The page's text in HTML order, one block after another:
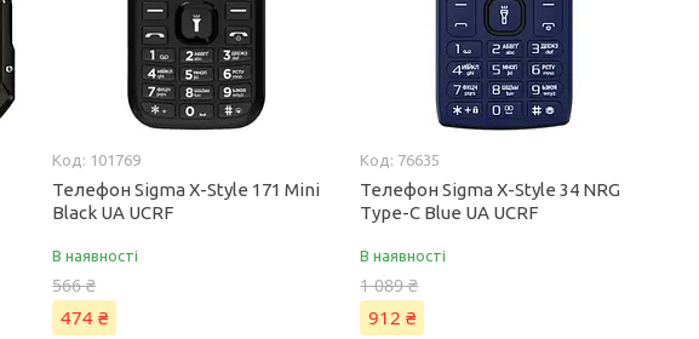
101769
Телефон Sigma X-Style 171 Mini
Black UA UCRF
В наявності
566 ₴
474 ₴
76635
Телефон Sigma X-Style 34 NRG
Type-C Blue UA UCRF
В наявності
1 089 ₴
912 ₴